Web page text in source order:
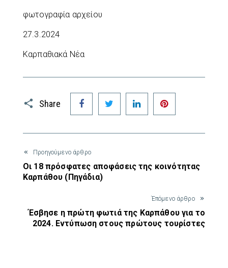
φωτογραφία αρχείου
27.3.2024
Καρπαθιακά Νέα
Share
Facebook Twitter LinkedIn
Προηγούμενο άρθρο
Οι 18 πρόσφατες αποφάσεις της κοινότητας
Καρπάθου (Πηγάδια)
Έπόμενο άρθρο
Έσβησε η πρώτη φωτιά της Καρπάθου για το
2024. Εντύπωση στους πρώτους τουρίστες